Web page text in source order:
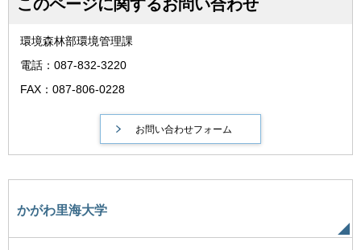
このページに関するお問い合わせ
環境森林部環境管理課
電話：087-832-3220
FAX：087-806-0228
かがわ里海大学